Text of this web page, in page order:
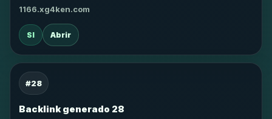
1166.xg4ken.com
SI Abrir
#28
Backlink generado 28